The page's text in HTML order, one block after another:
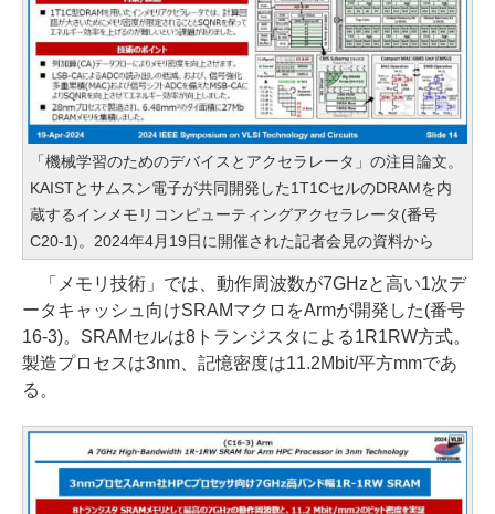
「機械学習のためのデバイスとアクセラレータ」の注目論文。
KAISTとサムスン電子が共同開発した1T1CセルのDRAMを内
蔵するインメモリコンピューティングアクセラレータ(番号
C20-1)。2024年4月19日に開催された記者会見の資料から
「メモリ技術」では、動作周波数が7GHzと高い1次デ
ータキャッシュ向けSRAMマクロをArmが開発した(番号
16-3)。SRAMセルは8トランジスタによる1R1RW方式。
製造プロセスは3nm、記憶密度は11.2Mbit/平方mmであ
る。